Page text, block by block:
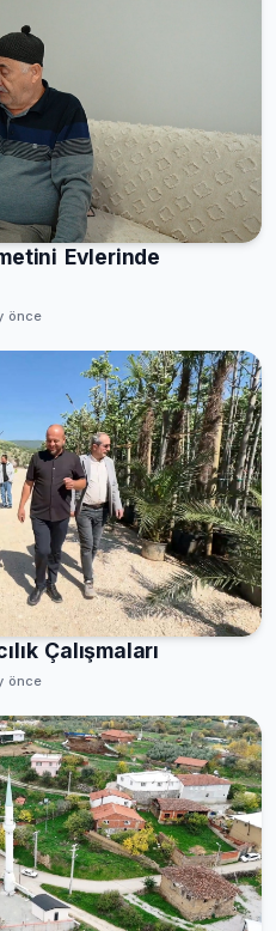
Evlerinde
önce
Çalışmaları
önce